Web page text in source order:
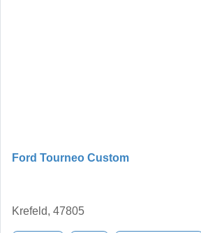
Ford Tourneo Custom
Krefeld, 47805